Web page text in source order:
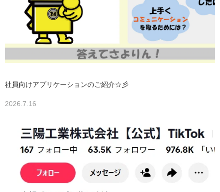
社員向けアプリケーションのご紹介☆彡
2026.7.16